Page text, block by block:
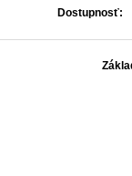
Dostupnosť: